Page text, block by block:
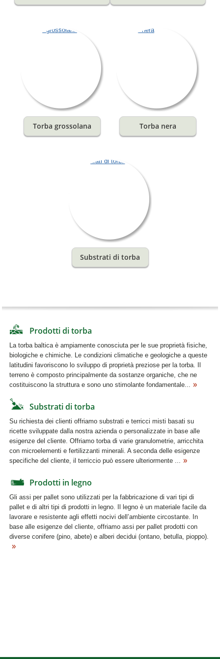
Torba grossolana Torba nera
Substrati di torba
Prodotti di torba
La torba baltica è ampiamente conosciuta per le sue proprietà fisiche,
biologiche e chimiche. Le condizioni climatiche e geologiche a queste
latitudini favoriscono lo sviluppo di proprietà preziose per la torba. Il
terreno è composto principalmente da sostanze organiche, che ne
costituiscono la struttura e sono uno stimolante fondamentale...
Substrati di torba
Su richiesta dei clienti offriamo substrati e terricci misti basati su
ricette sviluppate dalla nostra azienda o personalizzate in base alle
esigenze del cliente. Offriamo torba di varie granulometrie, arricchita
con microelementi e fertilizzanti minerali. A seconda delle esigenze
specifiche del cliente, il terriccio può essere ulteriormente ...
Prodotti in legno
Gli assi per pallet sono utilizzati per la fabbricazione di vari tipi di
pallet e di altri tipi di prodotti in legno. Il legno è un materiale facile da
lavorare e resistente agli effetti nocivi dell’ambiente circostante. In
base alle esigenze del cliente, offriamo assi per pallet prodotti con
diverse conifere (pino, abete) e alberi decidui (ontano, betulla, pioppo).